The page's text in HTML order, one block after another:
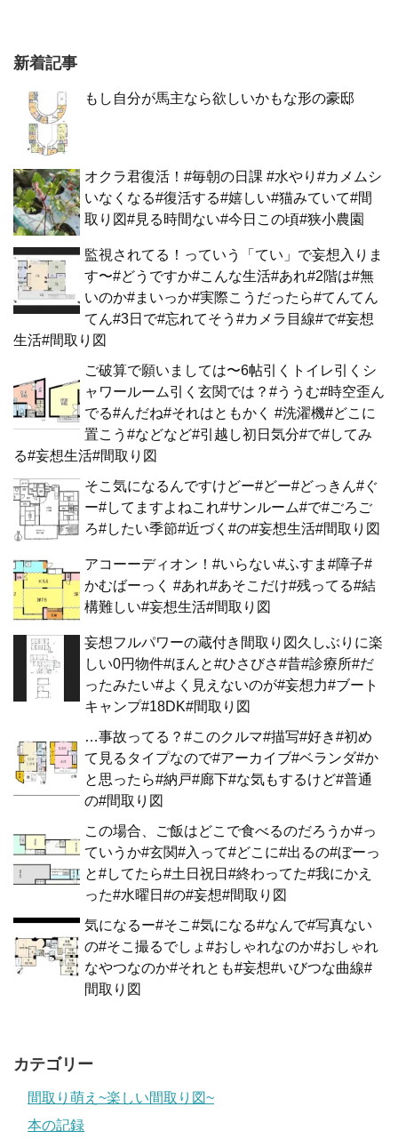
新着記事
もし自分が馬主なら欲しいかもな形の豪邸
オクラ君復活！#毎朝の日課 #水やり#カメムシ
いなくなる#復活する#嬉しい#猫みていて#間
取り図#見る時間ない#今日この頃#狭小農園
監視されてる！っていう「てい」で妄想入りま
す〜#どうですか#こんな生活#あれ#2階は#無
いのか#まいっか#実際こうだったら#てんてん
てん#3日で#忘れてそう#カメラ目線#で#妄想
生活#間取り図
ご破算で願いましては〜6帖引くトイレ引くシ
ャワールーム引く玄関では？#ううむ#時空歪ん
でる#んだね#それはともかく #洗濯機#どこに
置こう#などなど#引越し初日気分#で#してみ
る#妄想生活#間取り図
そこ気になるんですけどー#どー#どっきん#ぐ
ー#してますよねこれ#サンルーム#で#ごろご
ろ#したい季節#近づく#の#妄想生活#間取り図
アコーーディオン！#いらない#ふすま#障子#
かむばーっく #あれ#あそこだけ#残ってる#結
構難しい#妄想生活#間取り図
妄想フルパワーの蔵付き間取り図久しぶりに楽
しい0円物件#ほんと#ひさびさ#昔#診療所#だ
ったみたい#よく見えないのが#妄想力#ブート
キャンプ#18DK#間取り図
…事故ってる？#このクルマ#描写#好き#初め
て見るタイプなので#アーカイブ#ベランダ#か
と思ったら#納戸#廊下#な気もするけど#普通
の#間取り図
この場合、ご飯はどこで食べるのだろうか#っ
ていうか#玄関#入って#どこに#出るの#ぼーっ
と#してたら#土日祝日#終わってた#我にかえ
った#水曜日#の#妄想#間取り図
気になるー#そこ#気になる#なんで#写真ない
の#そこ撮るでしょ#おしゃれなのか#おしゃれ
なやつなのか#それとも#妄想#いびつな曲線#
間取り図
カテゴリー
間取り萌え~楽しい間取り図~
本の記録